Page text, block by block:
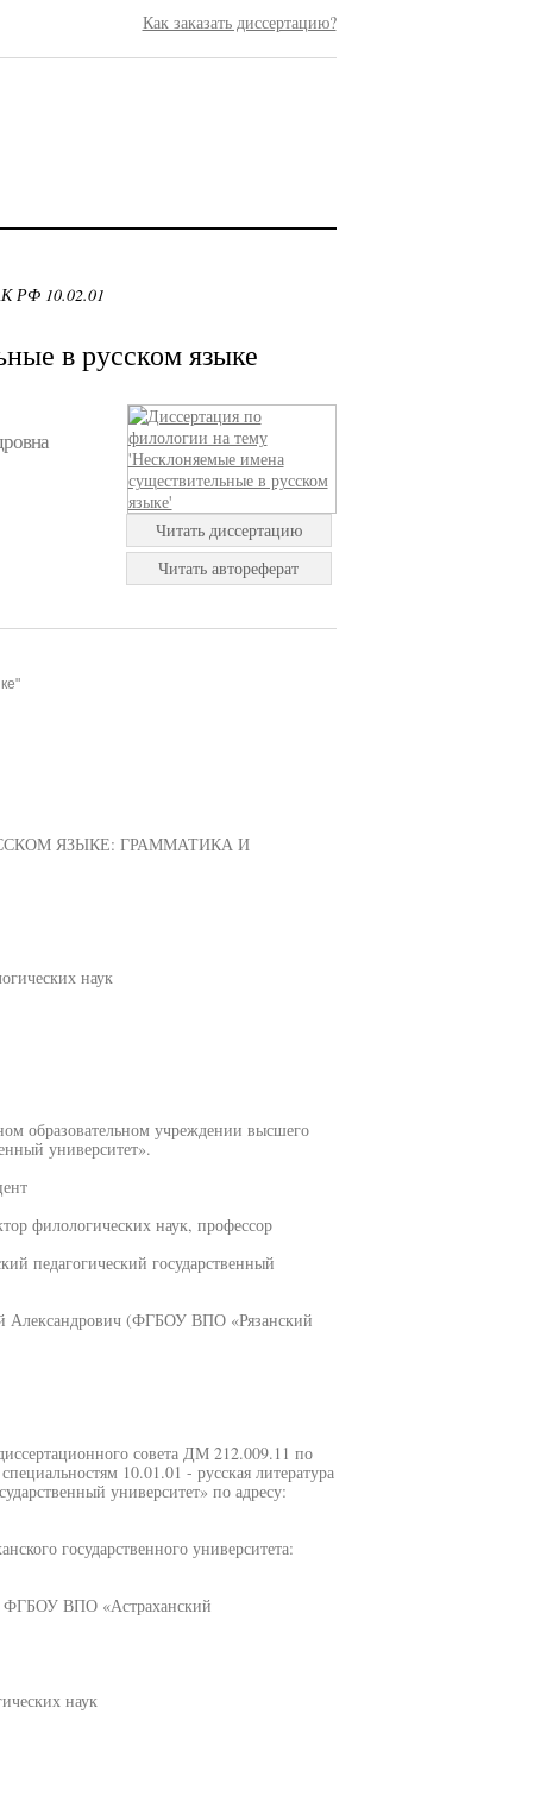
Как заказать диссертацию?
РФ 10.02.01
в русском языке
Читать диссертацию
Читать автореферат
ЯЗЫКЕ: ГРАММАТИКА И
наук
образовательном учреждении высшего
университет».
филологических наук, профессор
педагогический государственный
Александрович (ФГБОУ ВПО «Рязанский
совета ДМ 212.009.11 по
10.01.01 - русская литература
университет» по адресу:
государственного университета:
ФГБОУ ВПО «Астраханский
наук